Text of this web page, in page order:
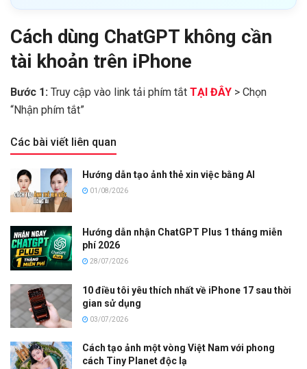
Cách dùng ChatGPT không cần
tài khoản trên iPhone
Bước 1: Truy cập vào link tải phím tắt TẠI ĐÂY > Chọn
“Nhận phím tắt”
Các bài viết liên quan
Hướng dẫn tạo ảnh thẻ xin việc bằng AI
01/08/2026
Hướng dẫn nhận ChatGPT Plus 1 tháng miễn
phí 2026
28/07/2026
10 điều tôi yêu thích nhất về iPhone 17 sau thời
gian sử dụng
03/07/2026
Cách tạo ảnh một vòng Việt Nam với phong
cách Tiny Planet độc lạ